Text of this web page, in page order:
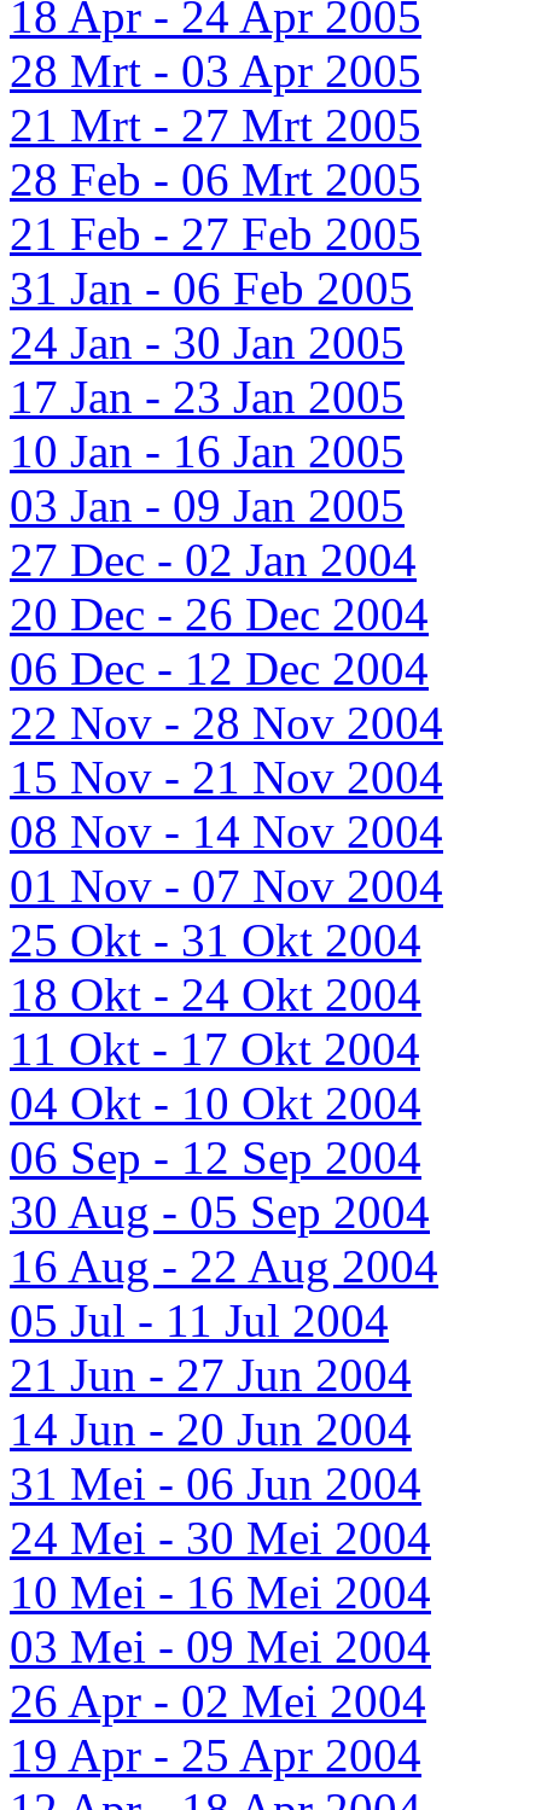
18 Apr - 24 Apr 2005
28 Mrt - 03 Apr 2005
21 Mrt - 27 Mrt 2005
28 Feb - 06 Mrt 2005
21 Feb - 27 Feb 2005
31 Jan - 06 Feb 2005
24 Jan - 30 Jan 2005
17 Jan - 23 Jan 2005
10 Jan - 16 Jan 2005
03 Jan - 09 Jan 2005
27 Dec - 02 Jan 2004
20 Dec - 26 Dec 2004
06 Dec - 12 Dec 2004
22 Nov - 28 Nov 2004
15 Nov - 21 Nov 2004
08 Nov - 14 Nov 2004
01 Nov - 07 Nov 2004
25 Okt - 31 Okt 2004
18 Okt - 24 Okt 2004
11 Okt - 17 Okt 2004
04 Okt - 10 Okt 2004
06 Sep - 12 Sep 2004
30 Aug - 05 Sep 2004
16 Aug - 22 Aug 2004
05 Jul - 11 Jul 2004
21 Jun - 27 Jun 2004
14 Jun - 20 Jun 2004
31 Mei - 06 Jun 2004
24 Mei - 30 Mei 2004
10 Mei - 16 Mei 2004
03 Mei - 09 Mei 2004
26 Apr - 02 Mei 2004
19 Apr - 25 Apr 2004